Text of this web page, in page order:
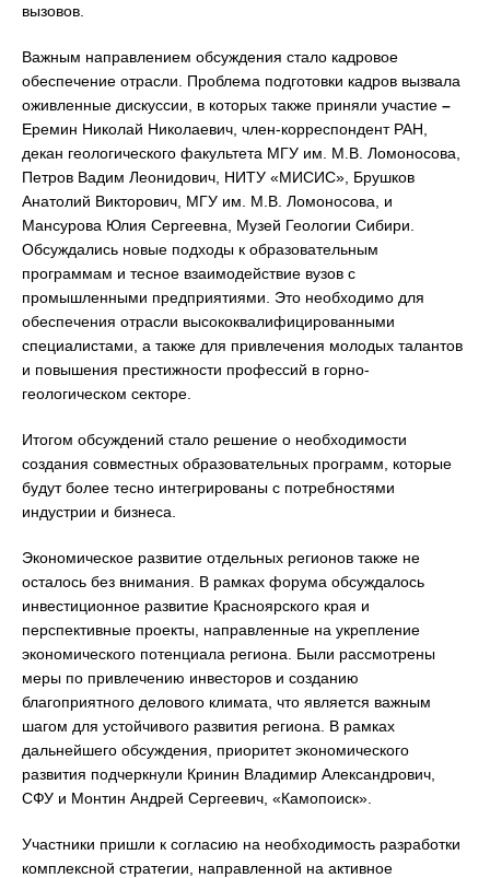
вызовов.
Важным направлением обсуждения стало кадровое
обеспечение отрасли. Проблема подготовки кадров вызвала
оживленные дискуссии, в которых также приняли участие –
Еремин Николай Николаевич, член-корреспондент РАН,
декан геологического факультета МГУ им. М.В. Ломоносова,
Петров Вадим Леонидович, НИТУ «МИСИС», Брушков
Анатолий Викторович, МГУ им. М.В. Ломоносова, и
Мансурова Юлия Сергеевна, Музей Геологии Сибири.
Обсуждались новые подходы к образовательным
программам и тесное взаимодействие вузов с
промышленными предприятиями. Это необходимо для
обеспечения отрасли высококвалифицированными
специалистами, а также для привлечения молодых талантов
и повышения престижности профессий в горно-
геологическом секторе.
Итогом обсуждений стало решение о необходимости
создания совместных образовательных программ, которые
будут более тесно интегрированы с потребностями
индустрии и бизнеса.
Экономическое развитие отдельных регионов также не
осталось без внимания. В рамках форума обсуждалось
инвестиционное развитие Красноярского края и
перспективные проекты, направленные на укрепление
экономического потенциала региона. Были рассмотрены
меры по привлечению инвесторов и созданию
благоприятного делового климата, что является важным
шагом для устойчивого развития региона. В рамках
дальнейшего обсуждения, приоритет экономического
развития подчеркнули Кринин Владимир Александрович,
СФУ и Монтин Андрей Сергеевич, «Камопоиск».
Участники пришли к согласию на необходимость разработки
комплексной стратегии, направленной на активное